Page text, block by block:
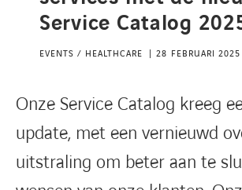
Service Catalog
EVENTS / HEALTHCARE 28 FEBRUARI 2025
Onze Service Catalog kreeg
update, met een vernieuwd
uitstraling om beter aan te